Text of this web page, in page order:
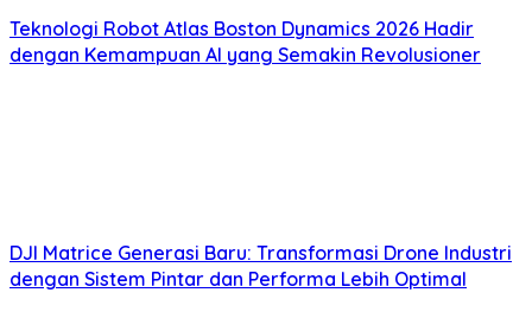
Teknologi Robot Atlas Boston Dynamics 2026 Hadir
dengan Kemampuan AI yang Semakin Revolusioner
DJI Matrice Generasi Baru: Transformasi Drone Industri
dengan Sistem Pintar dan Performa Lebih Optimal